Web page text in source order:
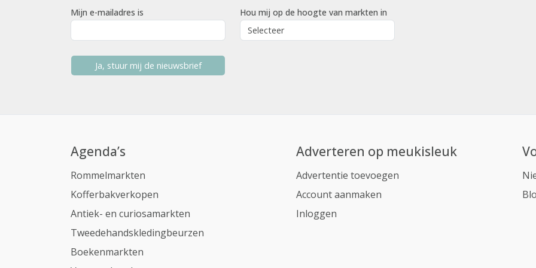
Mijn e-mailadres is Hou mij op de hoogte van markten in
Ja, stuur mij de nieuwsbrief
Agenda’s
Rommelmarkten
Kofferbakverkopen
Antiek- en curiosamarkten
Tweedehandskledingbeurzen
Boekenmarkten
Adverteren op meukisleuk
Advertentie toevoegen
Account aanmaken
Inloggen